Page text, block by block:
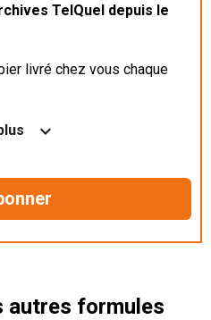
TelQuel depuis le
livré chez vous chaque
sur ordinateur, tablette et
numérique avant la sortie
résérvées aux
autres formules